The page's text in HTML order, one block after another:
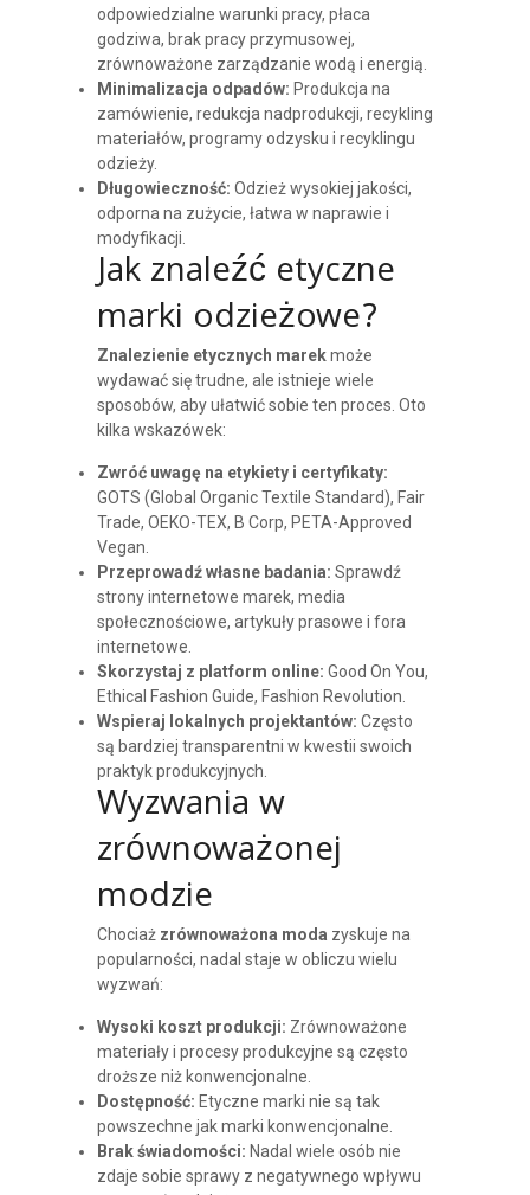
odpowiedzialne warunki pracy, płaca
godziwa, brak pracy przymusowej,
zrównoważone zarządzanie wodą i energią.
Minimalizacja odpadów: Produkcja na
zamówienie, redukcja nadprodukcji, recykling
materiałów, programy odzysku i recyklingu
odzieży.
Długowieczność: Odzież wysokiej jakości,
odporna na zużycie, łatwa w naprawie i
modyfikacji.
Jak znaleźć etyczne
marki odzieżowe?
Znalezienie etycznych marekmoże
wydawać się trudne, ale istnieje wiele
sposobów, aby ułatwić sobie ten proces. Oto
kilka wskazówek:
Zwróć uwagę na etykiety i certyfikaty:
GOTS (Global Organic Textile Standard), Fair
Trade, OEKO-TEX, B Corp, PETA-Approved
Vegan.
Przeprowadź własne badania: Sprawdź
strony internetowe marek, media
społecznościowe, artykuły prasowe i fora
internetowe.
Skorzystaj z platform online: Good On You,
Ethical Fashion Guide, Fashion Revolution.
Wspieraj lokalnych projektantów: Często
są bardziej transparentni w kwestii swoich
praktyk produkcyjnych.
Wyzwania w
zrównoważonej
modzie
Chociaż zrównoważona moda zyskuje na
popularności, nadal staje w obliczu wielu
wyzwań:
Wysoki koszt produkcji: Zrównoważone
materiały i procesy produkcyjne są często
droższe niż konwencjonalne.
Dostępność: Etyczne marki nie są tak
powszechne jak marki konwencjonalne.
Brak świadomości: Nadal wiele osób nie
zdaje sobie sprawy z negatywnego wpływu